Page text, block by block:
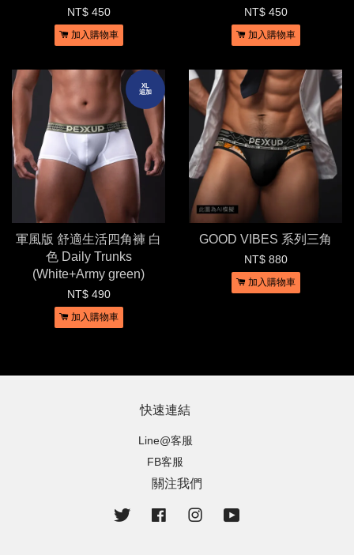
NT$ 450
加入購物車
NT$ 450
加入購物車
XL
追加
軍風版 舒適生活四角褲 白
色 Daily Trunks
(White+Army green)
NT$ 490
加入購物車
GOOD VIBES 系列三角
NT$ 880
加入購物車
快速連結
Line@客服
FB客服
關注我們
Twitter FacebookInstagram